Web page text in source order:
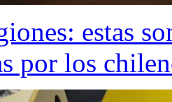
estas
por los